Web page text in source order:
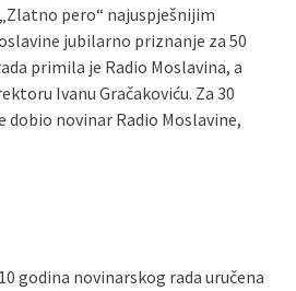
pero“ najuspješnijim
jubilarno priznanje za 50
primila je Radio Moslavina, a
Ivanu Gračakoviću. Za 30
dobio novinar Radio Moslavine,
godina novinarskog rada uručena